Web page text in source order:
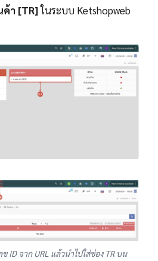
ค้า [TR]ในระบบ Ketshopweb
ID จาก URL แล้วนำไปใส่ช่อง TR บน